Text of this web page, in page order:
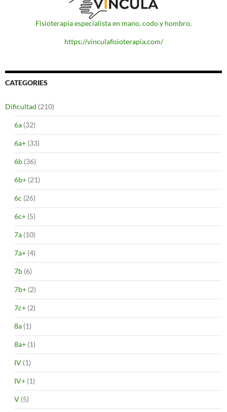
Fisioterapia especialista en mano, codo y hombro.
https://vinculafisioterapia.com/
CATEGORIES
Dificultad (210)
6a (32)
6a+ (33)
6b (36)
6b+ (21)
6c (26)
6c+ (5)
7a (10)
7a+ (4)
7b (6)
7b+ (2)
7c+ (2)
8a (1)
8a+ (1)
IV (1)
IV+ (1)
V (5)